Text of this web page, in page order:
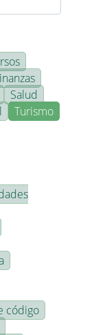
Salud
Turismo
código